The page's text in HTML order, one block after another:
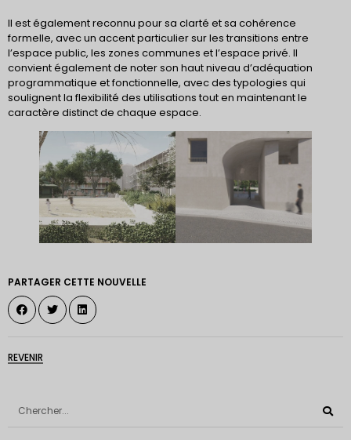
Il est également reconnu pour sa clarté et sa cohérence
formelle, avec un accent particulier sur les transitions entre
l’espace public, les zones communes et l’espace privé. Il
convient également de noter son haut niveau d’adéquation
programmatique et fonctionnelle, avec des typologies qui
soulignent la flexibilité des utilisations tout en maintenant le
caractère distinct de chaque espace.
PARTAGER CETTE NOUVELLE
REVENIR